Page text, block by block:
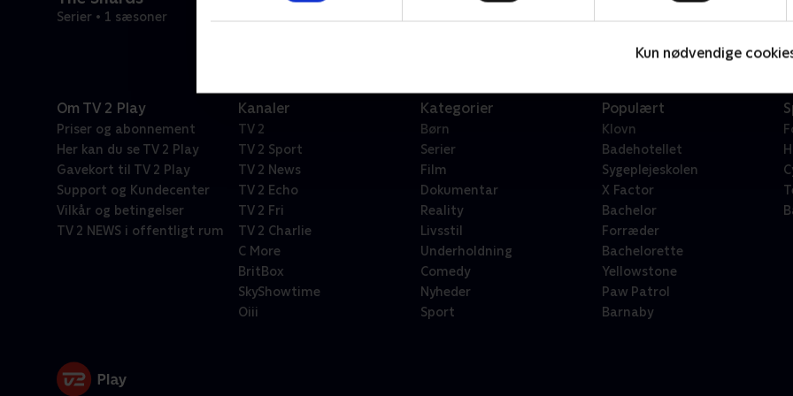
Kun nødvendige
Serier • 1 sæsoner
Om TV 2 Play
Priser og abonnement
Her kan du se TV 2 Play
Gavekort til TV 2 Play
Support og Kundecenter
Vilkår og betingelser
TV 2 NEWS i offentligt rum
Kanaler
TV 2
TV 2 Sport
TV 2 News
TV 2 Echo
TV 2 Fri
TV 2 Charlie
C More
BritBox
SkyShowtime
Oiii
Kategorier
Børn
Serier
Film
Dokumentar
Reality
Livsstil
Underholdning
Comedy
Nyheder
Sport
Populært
Klovn
Badehotellet
Sygeplejeskolen
X Factor
Bachelor
Forræder
Bachelorette
Yellowstone
Paw Patrol
Barnaby